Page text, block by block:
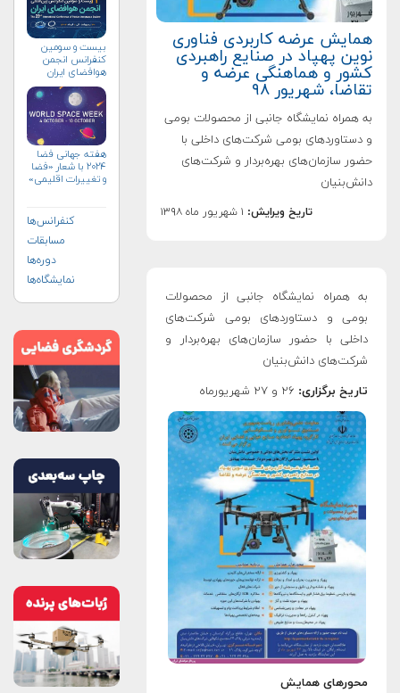
همایش عرضه کاربردی فناوری
نوین پهپاد در صنایع راهبردی
کشور و هماهنگی عرضه و
تقاضا، شهریور ۹۸
به همراه نمایشگاه جانبی از محصولات بومی
و دستاوردهای بومی شرکت‌های داخلی با
حضور سازمان‌های بهره‌بردار و شرکت‌های
دانش‌بنیان
تاریخ ویرایش:۱ شهریور ماه ۱۳۹۸
به همراه نمایشگاه جانبی از محصولات
بومی و دستاوردهای بومی شرکت‌های
داخلی با حضور سازمان‌های بهره‌بردار و
شرکت‌های دانش‌بنیان
تاریخ برگزاری:۲۶ و ۲۷ شهریورماه
محورهای همایش
بیست و سومین
کنفرانس انجمن
هوافضای ايران
هفته جهانی فضا
۲۰۲۴ با شعار «فضا
و تغییرات اقلیمی»
کنفرانس‌ها
مسابقات
دوره‌ها
نمایشگاه‌ها